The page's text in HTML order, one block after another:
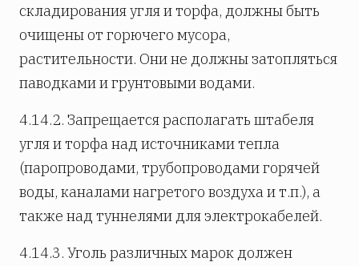
складирования угля и торфа, должны быть
очищены от горючего мусора,
растительности. Они не должны затопляться
паводками и грунтовыми водами.
4.14.2. Запрещается располагать штабеля
угля и торфа над источниками тепла
(паропроводами, трубопроводами горячей
воды, каналами нагретого воздуха и т.п.), а
также над туннелями для электрокабелей.
4.14.3. Уголь различных марок должен